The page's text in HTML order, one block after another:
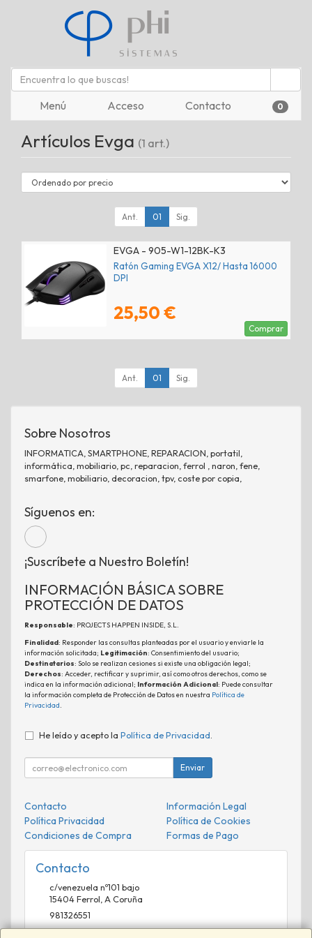
Menú Acceso Contacto 0
Artículos Evga (1 art.)
Ant. 01 Sig.
EVGA - 905-W1-12BK-K3
Ratón Gaming EVGA X12/ Hasta 16000
DPI
25,50 €
Comprar
Ant. 01 Sig.
Sobre Nosotros
INFORMATICA, SMARTPHONE, REPARACION, portatil,
informática, mobiliario, pc, reparacion, ferrol , naron, fene,
smarfone, mobiliario, decoracion, tpv, coste por copia,
Síguenos en:
¡Suscríbete a Nuestro Boletín!
INFORMACIÓN BÁSICA SOBRE
PROTECCIÓN DE DATOS
Responsable: PROJECTS HAPPEN INSIDE, S.L.
Finalidad: Responder las consultas planteadas por el usuario y enviarle la
información solicitada; Legitimación: Consentimiento del usuario;
Destinatarios: Solo se realizan cesiones si existe una obligación legal;
Derechos: Acceder, rectificar y suprimir, así como otros derechos, como se
indica en la información adicional; Información Adicional: Puede consultar
la información completa de Protección de Datos en nuestra Política de
Privacidad.
He leído y acepto la Política de Privacidad
Enviar
Contacto
Información Legal
Política Privacidad
Política de Cookies
Condiciones de Compra
Formas de Pago
Contacto
c/venezuela nº101 bajo
15404Ferrol A Coruña
981326551
comercial@phisistemas.es